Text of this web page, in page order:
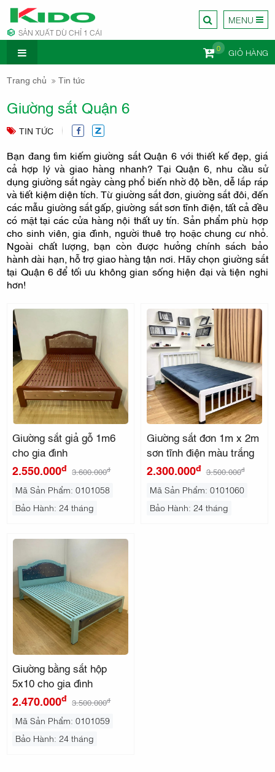
SẢN XUẤT DÙ CHỈ 1 CÁI
MENU
GIỎ HÀNG
0
CÔNG TY
NỘI
THẤT
KIDO
Trang chủ Tin tức
Giường sắt Quận 6
TIN TỨC
Bạn đang tìm kiếm giường sắt Quận 6 với thiết kế đẹp, giá
cả hợp lý và giao hàng nhanh? Tại Quận 6, nhu cầu sử
dụng giường sắt ngày càng phổ biến nhờ độ bền, dễ lắp ráp
và tiết kiệm diện tích. Từ giường sắt đơn, giường sắt đôi, đến
các mẫu giường sắt gấp, giường sắt sơn tĩnh điện, tất cả đều
có mặt tại các cửa hàng nội thất uy tín. Sản phẩm phù hợp
cho sinh viên, gia đình, người thuê trọ hoặc chung cư nhỏ.
Ngoài chất lượng, bạn còn được hưởng chính sách bảo
hành dài hạn, hỗ trợ giao hàng tận nơi. Hãy chọn giường sắt
tại Quận 6 để tối ưu không gian sống hiện đại và tiện nghi
hơn!
Giường sắt giả gỗ 1m6
cho gia đình
2.550.000đ 3.600.000đ
Mã Sản Phẩm: 0101058
Bảo Hành: 24 tháng
Giường sắt đơn 1m x 2m
sơn tĩnh điện màu trắng
2.300.000đ 3.500.000đ
Mã Sản Phẩm: 0101060
Bảo Hành: 24 tháng
Giường bằng sắt hộp
5x10 cho gia đình
2.470.000đ 3.500.000đ
Mã Sản Phẩm: 0101059
Bảo Hành: 24 tháng